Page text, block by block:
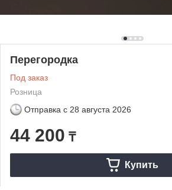
Перегородка
Под заказ
Розница
Отправка с 28 августа 2026
44 200 ₸
Купить